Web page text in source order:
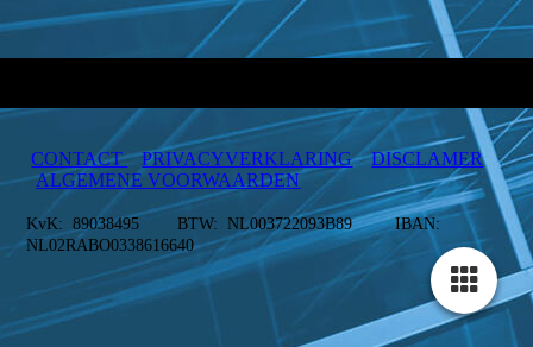
CONTACT PRIVACYVERKLARING
DISCLAMER
ALGEMENE VOORWAARDEN
KvK: 89038495 BTW: NL003722093B89 IBAN:
NL02RABO0338616640